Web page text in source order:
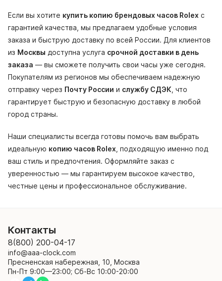
Если вы хотите купить копию брендовых часов Rolex с
гарантией качества, мы предлагаем удобные условия
заказа и быструю доставку по всей России. Для клиентов
из Москвы доступна услуга срочной доставки в день
заказа — вы сможете получить свои часы уже сегодня.
Покупателям из регионов мы обеспечиваем надежную
отправку через Почту России и службу СДЭК , что
гарантирует быструю и безопасную доставку в любой
город страны.
Наши специалисты всегда готовы помочь вам выбрать
идеальную копию часов Rolex , подходящую именно под
ваш стиль и предпочтения. Оформляйте заказ с
уверенностью — мы гарантируем высокое качество,
честные цены и профессиональное обслуживание.
Контакты
8(800) 200-04-17
info@aaa-clock.com
Пресненская набережная, 10, Москва
Пн-Пт 9:00—23:00; Сб-Вс 10:00-20:00